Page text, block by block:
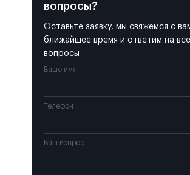
вопросы?
Оставьте заявку, мы свяжемся с
ближайшее время и ответим на
вопросы
Ваше имя
Телефон
Ваш вопрос